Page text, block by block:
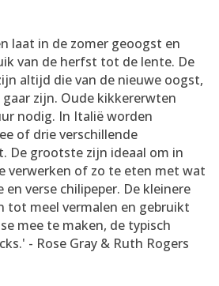
laat in de zomer geoogst en
van de herfst tot de lente. De
altijd die van de nieuwe oogst,
zijn. Oude kikkererwten
nodig. In Italië worden
of drie verschillende
De grootste zijn ideaal om in
verwerken of zo te eten met wat
verse chilipeper. De kleinere
tot meel vermalen en gebruikt
mee te maken, de typisch
- Rose Gray & Ruth Rogers